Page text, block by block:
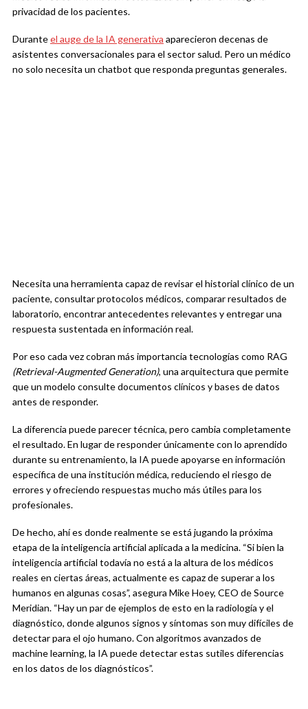
privacidad de los pacientes.
Duranteel auge de la IA generativa aparecieron decenas de
asistentes conversacionales para el sector salud. Pero un médico
no solo necesita un chatbot que responda preguntas generales.
Necesita una herramienta capaz de revisar el historial clínico de un
paciente, consultar protocolos médicos, comparar resultados de
laboratorio, encontrar antecedentes relevantes y entregar una
respuesta sustentada en información real.
Por eso cada vez cobran más importancia tecnologías como RAG
(Retrieval-Augmented Generation), una arquitectura que permite
que un modelo consulte documentos clínicos y bases de datos
antes de responder.
La diferencia puede parecer técnica, pero cambia completamente
el resultado. En lugar de responder únicamente con lo aprendido
durante su entrenamiento, la IA puede apoyarse en información
específica de una institución médica, reduciendo el riesgo de
errores y ofreciendo respuestas mucho más útiles para los
profesionales.
De hecho, ahí es donde realmente se está jugando la próxima
etapa de la inteligencia artificial aplicada a la medicina. “Si bien la
inteligencia artificial todavía no está a la altura de los médicos
reales en ciertas áreas, actualmente es capaz de superar a los
humanos en algunas cosas”, asegura Mike Hoey, CEO de Source
Meridian. “Hay un par de ejemplos de esto en la radiología y el
diagnóstico, donde algunos signos y síntomas son muy difíciles de
detectar para el ojo humano. Con algoritmos avanzados de
machine learning, la IA puede detectar estas sutiles diferencias
en los datos de los diagnósticos”.